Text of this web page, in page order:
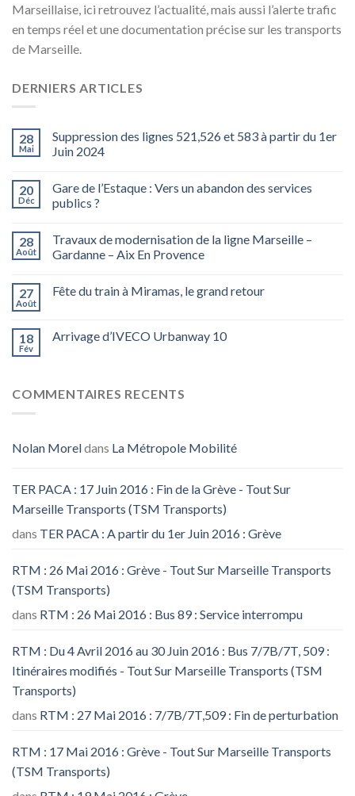
Marseillaise, ici retrouvez l’actualité, mais aussi l’alerte trafic
en temps réel et une documentation précise sur les transports
de Marseille.
DERNIERS ARTICLES
28
Mai
Suppression des lignes 521,526 et 583 à partir du 1er
Juin 2024
20
Déc
Gare de l’Estaque : Vers un abandon des services
publics ?
28
Août
Travaux de modernisation de la ligne Marseille –
Gardanne – Aix En Provence
27
Août
Fête du train à Miramas, le grand retour
18
Fév
Arrivage d’IVECO Urbanway 10
COMMENTAIRES RECENTS
Nolan Moreldans La Métropole Mobilité
TER PACA : 17 Juin 2016 : Fin de la Grève - Tout Sur
Marseille Transports (TSM Transports)
dans TER PACA : A partir du 1er Juin 2016 : Grève
RTM : 26 Mai 2016 : Grève - Tout Sur Marseille Transports
(TSM Transports)
dans RTM : 26 Mai 2016 : Bus 89 : Service interrompu
RTM : Du 4 Avril 2016 au 30 Juin 2016 : Bus 7/7B/7T, 509 :
Itinéraires modifiés - Tout Sur Marseille Transports (TSM
Transports)
dans RTM : 27 Mai 2016 : 7/7B/7T,509 : Fin de perturbation
RTM : 17 Mai 2016 : Grève - Tout Sur Marseille Transports
(TSM Transports)